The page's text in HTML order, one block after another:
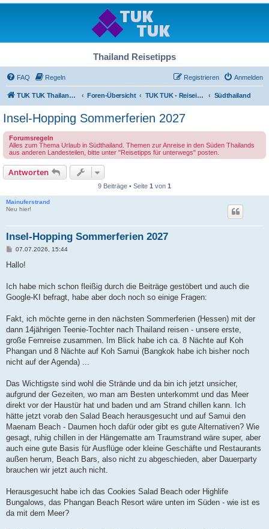
Thailand Reisetipps
FAQ Regeln Anmelden
Registrieren
TUK TUK Thailand Reisetipps Foren-Übersicht TUK TUK - Reiseinfos - Thailand Regional Südthailand
Insel-Hopping Sommerferien 2027
Forumsregeln
Alles zum Thema Urlaub in Südthailand. Themen zur Anreise in den Süden Thailands
aus anderen Landesteilen, bitte unter "Reisetipps für unterwegs" posten.
Antworten
9 Beiträge • Seite 1 von 1
Mainuferstrand
Neu hier!
Insel-Hopping Sommerferien 2027
B
i
a
07.07.2026, 15:44
Hallo!
Ich habe mich schon fleißig durch die Beiträge gestöbert und auch die
Google-KI befragt, habe aber doch noch so einige Fragen:
Fakt, ich möchte gerne in den nächsten Sommerferien (Hessen) mit der
dann 14jährigen Teenie-Tochter nach Thailand reisen - unsere erste,
große Fernreise zusammen. Im Blick habe ich ca. 8 Nächte auf Koh
Phangan und 8 Nächte auf Koh Samui (Bangkok habe ich bisher noch
nicht auf der Agenda) ...
Das Wichtigste sind wohl die Strände und da bin ich jetzt unsicher,
aufgrund der Gezeiten, wo man am Besten unterkommt und das Meer
direkt vor der Haustür hat und baden und am Strand chillen kann. Ich
hätte jetzt vorab den Salad Beach herausgesucht und auf Samui den
Maenam Beach - Daumen hoch dafür oder gibt es gute Alternativen? Wie
gesagt, ruhig chillen in der Hängematte am Traumstrand wäre super, aber
auch eine gute Basis für Ausflüge oder kleine Geschäfte und Restaurants
außen herum, Beach Bars, also nicht zu abgeschieden, aber Dauerparty
brauchen wir jetzt auch nicht.
Herausgesucht habe ich das Cookies Salad Beach oder Highlife
Bungalows, das Phangan Beach Resort wäre unten im Süden - wie ist es
da mit dem Meer?